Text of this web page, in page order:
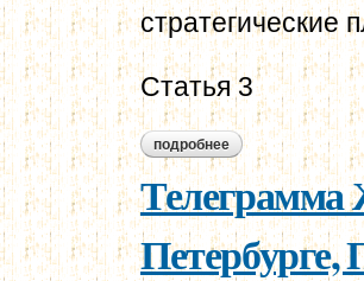
стратегические
Статья 3
подробнее о проект русско-